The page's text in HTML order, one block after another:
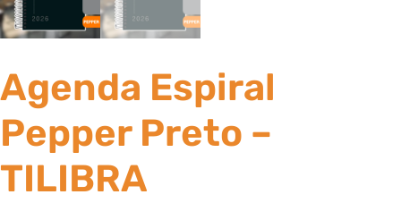
Agenda Espiral
Pepper Preto –
TILIBRA